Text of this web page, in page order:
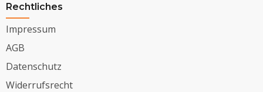
Rechtliches
Impressum
AGB
Datenschutz
Widerrufsrecht